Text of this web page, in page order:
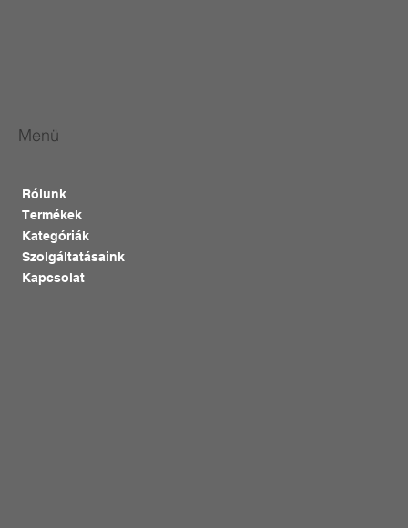
Menü
Rólunk
Termékek
Kategóriák
Szolgáltatásaink
Kapcsolat